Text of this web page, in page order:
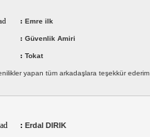
: Emre ilk
: Güvenlik Amiri
: Tokat
yapan tüm arkadaşlara teşekkür ederim
: Erdal DIRIK